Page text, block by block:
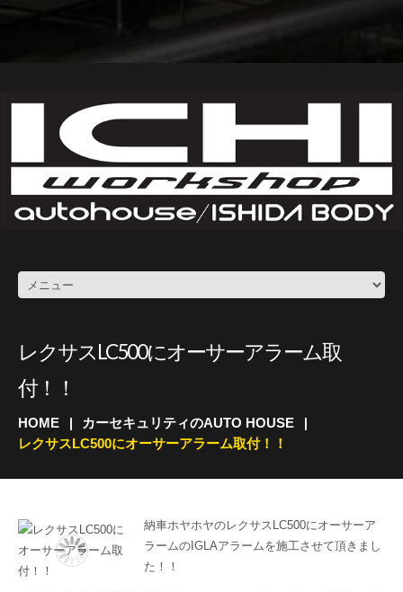
レクサスLC500にオーサーアラーム取
付！！
HOME
カーセキュリティのAUTO HOUSE
レクサスLC500にオーサーアラーム取付！！
納車ホヤホヤのレクサスLC500にオーサーア
ラームのIGLAアラームを施工させて頂きまし
た！！